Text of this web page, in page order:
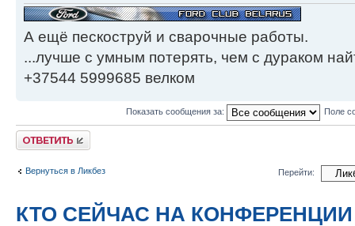
А ещё пескоструй и сварочные работы.
...лучше с умным потерять, чем с дураком
+37544 5999685 велком
Показать сообщения за: Поле
Ответить
Вернуться в Ликбез Перейти:
КТО СЕЙЧАС НА КОНФЕРЕНЦИИ